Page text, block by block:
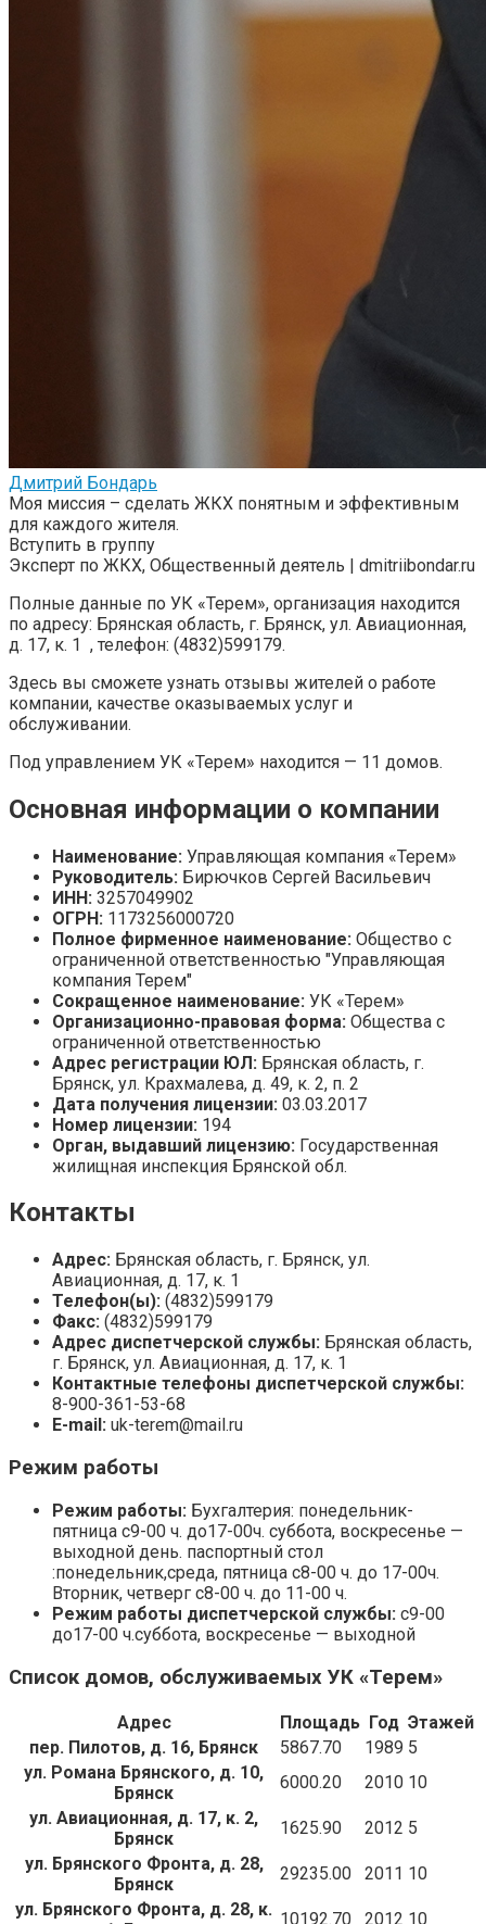
Дмитрий Бондарь
Моя миссия – сделать ЖКХ понятным и эффективным
для каждого жителя.
Вступить в группу
Эксперт по ЖКХ, Общественный деятель | dmitriibondar.ru
Полные данные по УК «Терем», организация находится
по адресу: Брянская область, г. Брянск, ул. Авиационная,
д. 17, к. 1 , телефон: (4832)599179.
Здесь вы сможете узнать отзывы жителей о работе
компании, качестве оказываемых услуг и
обслуживании.
Под управлением УК «Терем» находится — 11 домов.
Основная информации о компании
Наименование: Управляющая компания «Терем»
Руководитель: Бирючков Сергей Васильевич
ИНН: 3257049902
ОГРН: 1173256000720
Полное фирменное наименование: Общество с
ограниченной ответственностью "Управляющая
компания Терем"
Сокращенное наименование: УК «Терем»
Организационно-правовая форма: Общества с
ограниченной ответственностью
Адрес регистрации ЮЛ: Брянская область, г.
Брянск, ул. Крахмалева, д. 49, к. 2, п. 2
Дата получения лицензии: 03.03.2017
Номер лицензии: 194
Орган, выдавший лицензию: Государственная
жилищная инспекция Брянской обл.
Контакты
Адрес: Брянская область, г. Брянск, ул.
Авиационная, д. 17, к. 1
Телефон(ы): (4832)599179
Факс: (4832)599179
Адрес диспетчерской службы: Брянская область,
г. Брянск, ул. Авиационная, д. 17, к. 1
Контактные телефоны диспетчерской службы:
8-900-361-53-68
E-mail: uk-terem@mail.ru
Режим работы
Режим работы: Бухгалтерия: понедельник-
пятница с9-00 ч. до17-00ч. суббота, воскресенье —
выходной день. паспортный стол
:понедельник,среда, пятница с8-00 ч. до 17-00ч.
Вторник, четверг с8-00 ч. до 11-00 ч.
Режим работы диспетчерской службы: с9-00
до17-00 ч.суббота, воскресенье — выходной
Список домов, обслуживаемых УК «Терем»
Адрес Площадь Год Этажей
пер. Пилотов, д. 16, Брянск
5867.70 1989 5
ул. Романа Брянского, д. 10,
Брянск
6000.20 2010 10
ул. Авиационная, д. 17, к. 2,
Брянск
1625.90 2012 5
ул. Брянского Фронта, д. 28,
Брянск
29235.00 2011 10
ул. Брянского Фронта, д. 28, к. 10192.70 2012 10